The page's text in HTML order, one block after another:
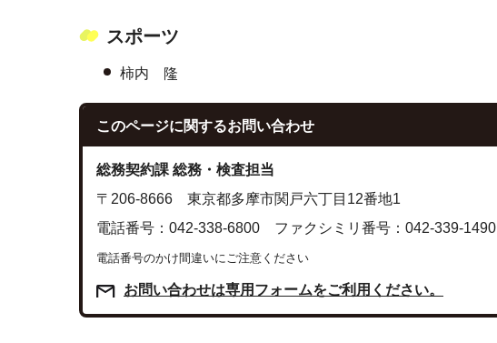
スポーツ
柿内 隆
このページに関するお問い合わせ
総務契約課 総務・検査担当
〒206-8666 東京都多摩市関戸六丁目12番地1
電話番号：042-338-6800 ファクシミリ番号：042-339-1490
電話番号のかけ間違いにご注意ください
お問い合わせは専用フォームをご利用ください。